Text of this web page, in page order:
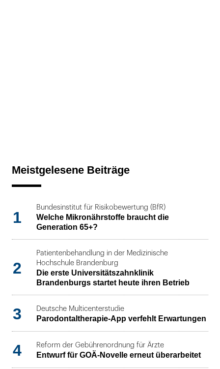
Meistgelesene Beiträge
1
Bundesinstitut für Risikobewertung (BfR)
Welche Mikronährstoffe braucht die
Generation 65+?
2
Patientenbehandlung in der Medizinische
Hochschule Brandenburg
Die erste Universitätszahnklinik
Brandenburgs startet heute ihren Betrieb
3 Deutsche Multicenterstudie
Parodontaltherapie-App verfehlt Erwartungen
4 Reform der Gebührenordnung für Ärzte
Entwurf für GOÄ-Novelle erneut überarbeitet